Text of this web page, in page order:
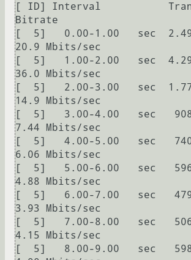
[ ID] Interval
Bitrate
[  5]   0.00-1.00   sec  2.49
20.9 Mbits/sec
[  5]   1.00-2.00   sec  4.29
36.0 Mbits/sec
[  5]   2.00-3.00   sec  1.77
14.9 Mbits/sec
[  5]   3.00-4.00   sec   908
7.44 Mbits/sec
[  5]   4.00-5.00   sec   740
6.06 Mbits/sec
[  5]   5.00-6.00   sec   596
4.88 Mbits/sec
[  5]   6.00-7.00   sec   479
3.93 Mbits/sec
[  5]   7.00-8.00   sec   506
4.15 Mbits/sec
[  5]   8.00-9.00   sec   598